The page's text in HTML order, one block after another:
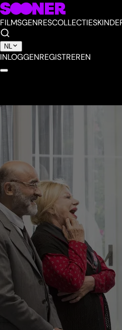
FILMSGENRESCOLLECTIES
NL
INLOGGENREGISTREREN